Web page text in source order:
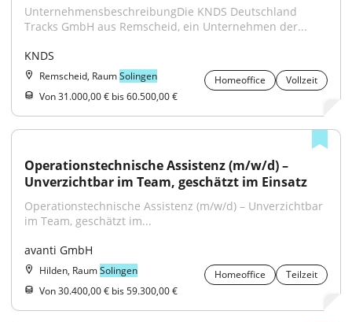
UnternehmensbeschreibungDie KNDS Deutschland
Tracks GmbH aus Remscheid, ein Unternehmen der...
KNDS
Remscheid, RaumSolingen Homeoffice
Vollzeit
Von 31.000,00 € bis 60.500,00 €
Operationstechnische Assistenz (m/w/d) –
Unverzichtbar im Team, geschätzt im Einsatz
Operationstechnische Assistenz (m/w/d) – Unverzichtbar
im Team, geschätzt im...
avanti GmbH
Hilden, RaumSolingen Homeoffice
Teilzeit
Von 30.400,00 € bis 59.300,00 €